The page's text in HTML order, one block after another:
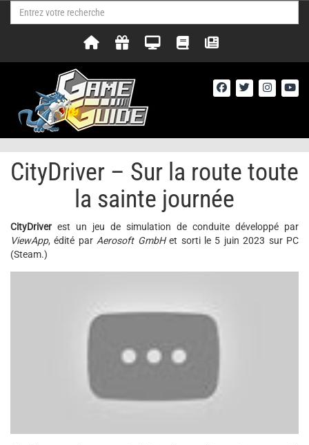
CityDriver – Sur la route toute
la sainte journée
CityDriver est un jeu de simulation de conduite développé par
ViewApp, édité par Aerosoft GmbHet sorti le 5 juin 2023 sur PC
(Steam.)